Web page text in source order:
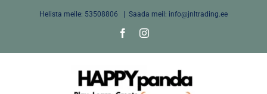
Helista meile: 53508806 Saada meil: info@jnltrading.ee
FacebookInstagram